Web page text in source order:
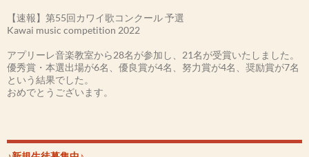
【速報】第55回カワイ歌コンクール 予選
Kawai music competition 2022
アプリーレ音楽教室から28名が参加し、21名が受賞いたしました。
優秀賞・本選出場が6名、優良賞が4名、努力賞が4名、奨励賞が7名
という結果でした。
おめでとうございます。
森田みなもさん 優勝(金賞)
井上わかなさん 入賞